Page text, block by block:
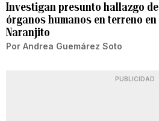
Investigan presunto hallazgo de
órganos humanos en terreno en
Naranjito
Por Andrea Guemárez Soto
PUBLICIDAD